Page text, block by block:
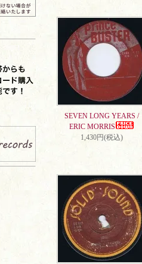
SEVEN LONG YEARS /
ERIC MORRIS
1,430円(税込)